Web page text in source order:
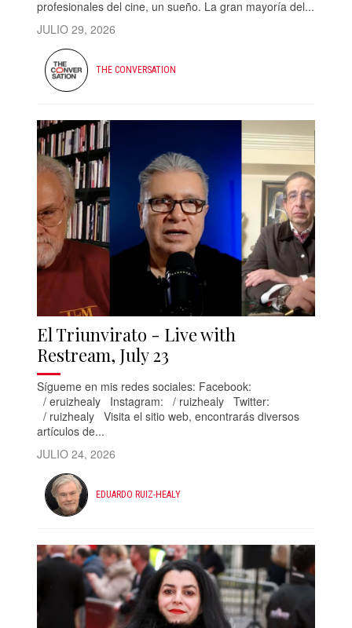
profesionales del cine, un sueño. La gran mayoría del...
JULIO 29, 2026
THE CONVERSATION
El Triunvirato - Live with
Restream, July 23
Sígueme en mis redes sociales: Facebook:
/ eruizhealy Instagram: / ruizhealy Twitter:
/ ruizhealy Visita el sitio web, encontrarás diversos
artículos de...
JULIO 24, 2026
EDUARDO RUIZ-HEALY